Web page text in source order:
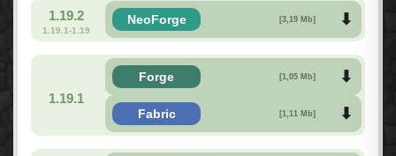
1.19.2
1.19.1-1.19
NeoForge [3,19 Mb]
1.19.1
Forge [1,05 Mb]
Fabric [1,11 Mb]